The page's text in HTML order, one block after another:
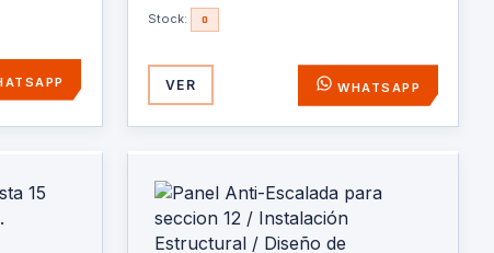
Stock: 0
VER WHATSAPP